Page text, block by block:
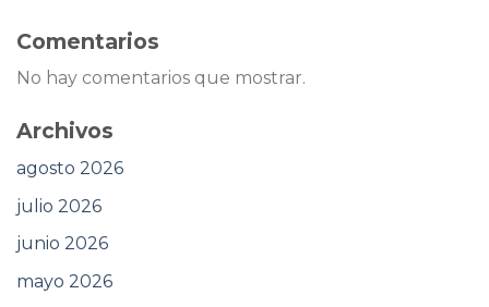
Comentarios
No hay comentarios que mostrar.
Archivos
agosto 2026
julio 2026
junio 2026
mayo 2026